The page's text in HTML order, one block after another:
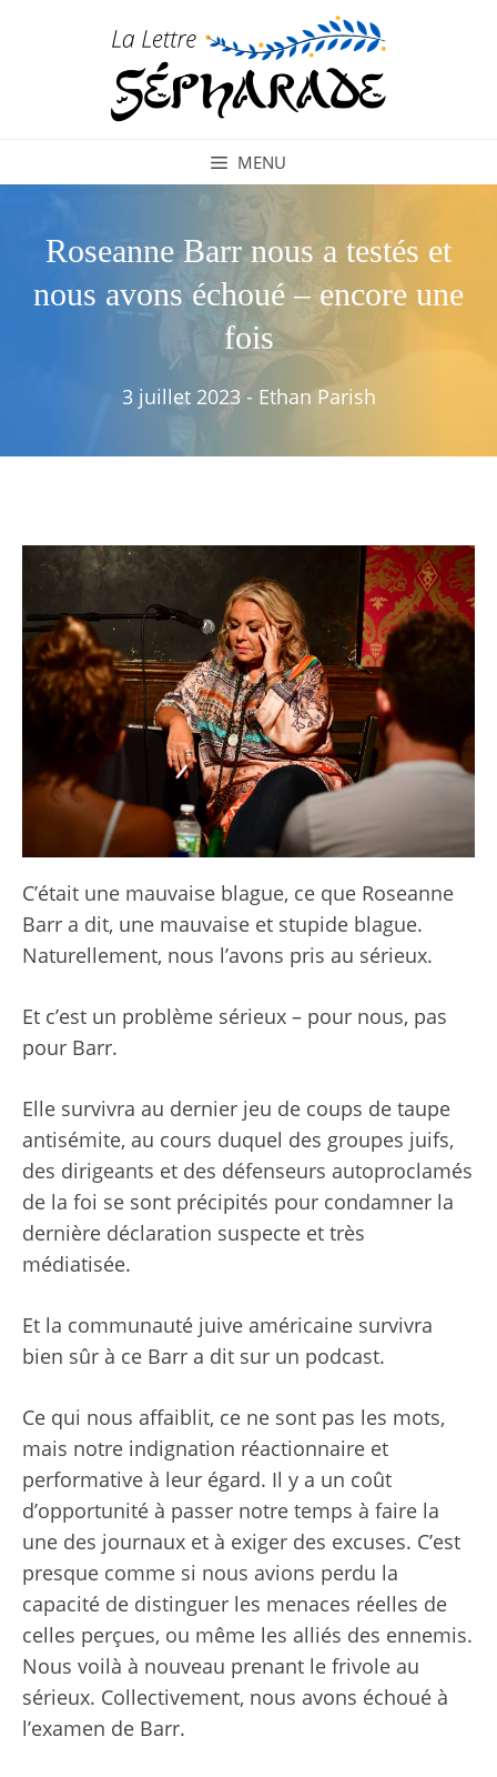
MENU
Roseanne Barr nous a testés et
nous avons échoué – encore une
fois
3 juillet 2023 - Ethan Parish
C’était une mauvaise blague, ce que Roseanne
Barr a dit, une mauvaise et stupide blague.
Naturellement, nous l’avons pris au sérieux.
Et c’est un problème sérieux – pour nous, pas
pour Barr.
Elle survivra au dernier jeu de coups de taupe
antisémite, au cours duquel des groupes juifs,
des dirigeants et des défenseurs autoproclamés
de la foi se sont précipités pour condamner la
dernière déclaration suspecte et très
médiatisée.
Et la communauté juive américaine survivra
bien sûr à ce Barr a dit sur un podcast.
Ce qui nous affaiblit, ce ne sont pas les mots,
mais notre indignation réactionnaire et
performative à leur égard. Il y a un coût
d’opportunité à passer notre temps à faire la
une des journaux et à exiger des excuses. C’est
presque comme si nous avions perdu la
capacité de distinguer les menaces réelles de
celles perçues, ou même les alliés des ennemis.
Nous voilà à nouveau prenant le frivole au
sérieux. Collectivement, nous avons échoué à
l’examen de Barr.